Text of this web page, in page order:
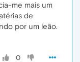
me mais um
de
por um leão.
0